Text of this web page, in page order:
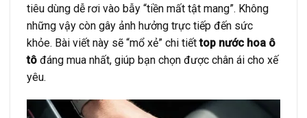
tiêu dùng dễ rơi vào bẫy “tiền mất tật mang”. Không
những vậy còn gây ảnh hưởng trực tiếp đến sức
khỏe. Bài viết này sẽ “mổ xẻ” chi tiếttop nước hoa ô
tô đáng mua nhất, giúp bạn chọn được chân ái cho xế
yêu.